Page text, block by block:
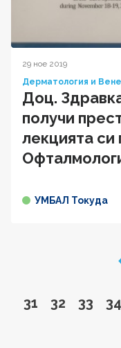
29 ное 2019
Дерматология и
Доц.
получи
лекцията
УМБАЛ Токуда
Go to page
31 Go to page
32 Go to
33 34